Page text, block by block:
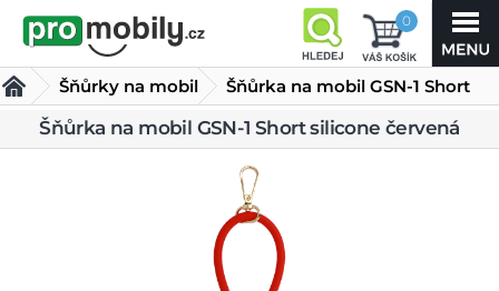
0
Šňůrky na mobil
Šňůrka na mobil GSN-1 Short
silicone červená
Šňůrka na mobil GSN-1 Short silicone červená